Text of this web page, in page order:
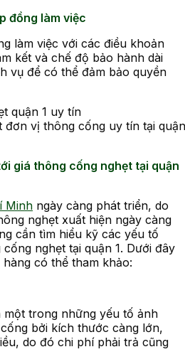
đồng làm việc
làm việc với các điều khoản
kết và chế độ bảo hành dài
vụ để có thể đảm bảo quyền
vị thông cống uy tín tại
giá thông cống nghẹt tại quận
Minh ngày càng phát triển, do
nghẹt xuất hiện ngày càng
cần tìm hiểu kỹ các yếu tố
nghẹt tại quận 1. Dưới đây
có thể tham khảo:
trong những yếu tố ảnh
bởi kích thước càng lớn,
do đó chi phí phải trả cũng